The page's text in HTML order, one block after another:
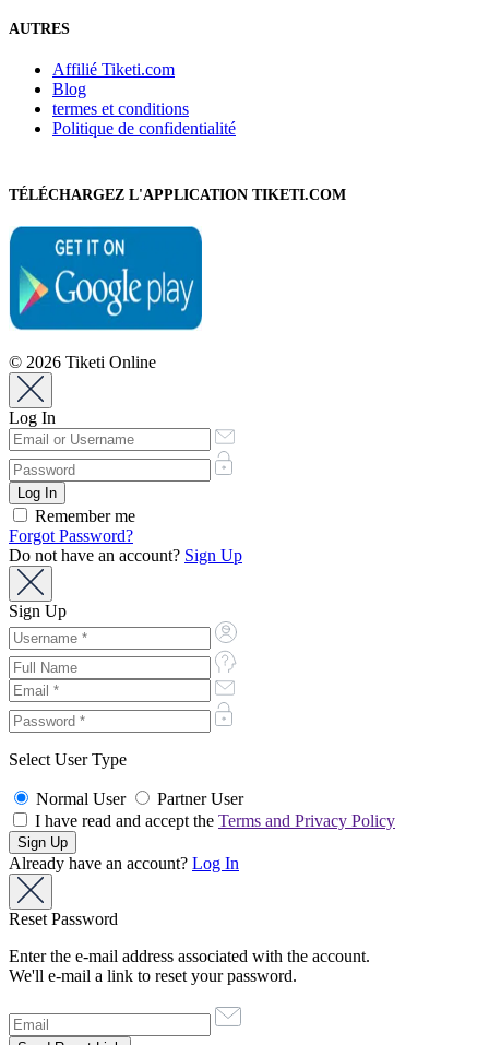
AUTRES
Affilié Tiketi.com
Blog
termes et conditions
Politique de confidentialité
TÉLÉCHARGEZ L'APPLICATION TIKETI.COM
© 2026 Tiketi Online
Log In
Remember me
Forgot Password?
Do not have an account? Sign Up
Sign Up
Select User Type
Normal User
Partner User
I have read and accept the Terms and Privacy Policy
Already have an account? Log In
Reset Password
Enter the e-mail address associated with the account.
We'll e-mail a link to reset your password.